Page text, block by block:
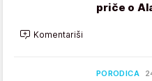
priče o
Komentariši
PORODICA